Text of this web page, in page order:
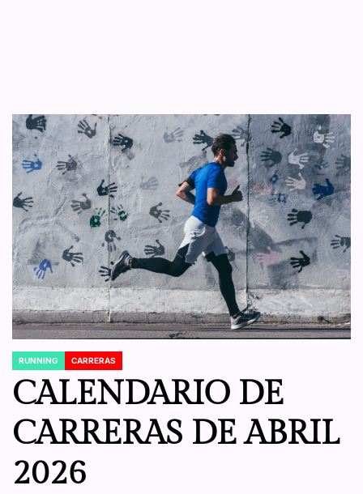
POSTED
RUNNING CARRERAS
CALENDARIO DE
CARRERAS DE ABRIL
2026